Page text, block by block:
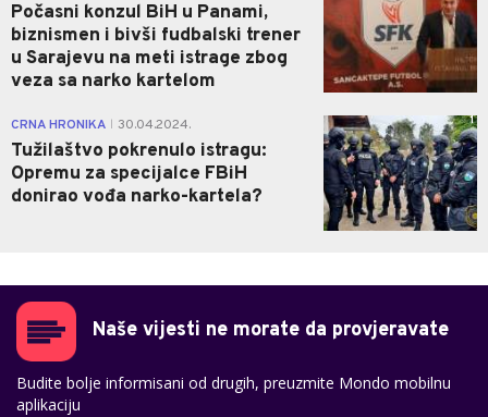
Počasni konzul BiH u Panami,
biznismen i bivši fudbalski trener
u Sarajevu na meti istrage zbog
veza sa narko kartelom
CRNA HRONIKA 30.04.2024.
Tužilaštvo pokrenulo istragu:
Opremu za specijalce FBiH
donirao vođa narko-kartela?
1
Naše vijesti ne morate da provjeravate
Budite bolje informisani od drugih, preuzmite Mondo mobilnu
aplikaciju